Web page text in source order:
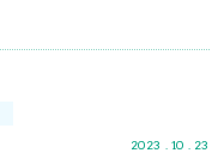
2023 . 10 . 23